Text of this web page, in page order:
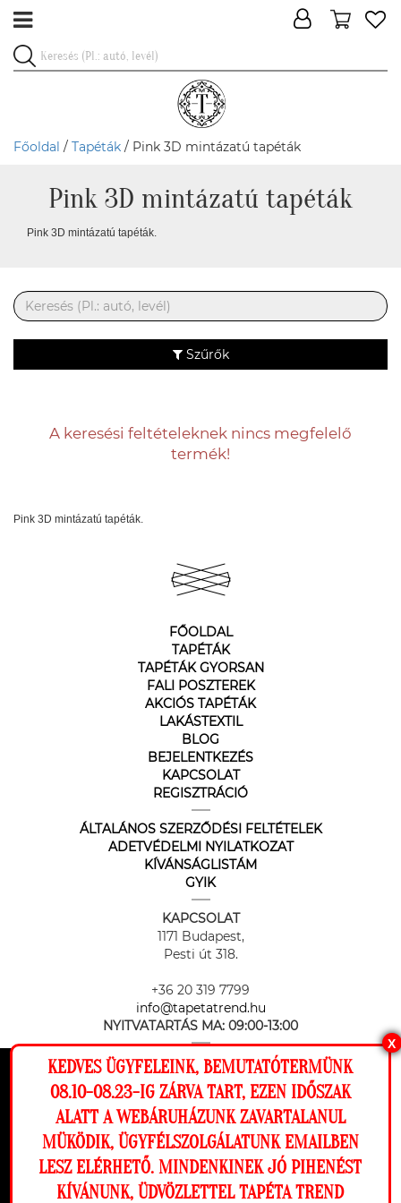
Ez a weboldal cookie-kat használ, hogy a
lehető legjobb élményt nyújtsa honlapunkon.
Beállítások
Elutasítom Engedélyezem
Főoldal / Tapéták / Pink 3D mintázatú tapéták
Pink 3D mintázatú tapéták
Pink 3D mintázatú tapéták.
Szűrők
A keresési feltételeknek nincs megfelelő
termék!
Pink 3D mintázatú tapéták.
FŐOLDAL
TAPÉTÁK
TAPÉTÁK GYORSAN
FALI POSZTEREK
AKCIÓS TAPÉTÁK
LAKÁSTEXTIL
BLOG
BEJELENTKEZÉS
KAPCSOLAT
REGISZTRÁCIÓ
ÁLTALÁNOS SZERZŐDÉSI FELTÉTELEK
ADETVÉDELMI NYILATKOZAT
KÍVÁNSÁGLISTÁM
GYIK
KAPCSOLAT
1171 Budapest,
Pesti út 318.
+36 20 319 7799
info@tapetatrend.hu
NYITVATARTÁS MA: 09:00-13:00
Az online fizetést a Barion Payment Zrt. biztosítja, MNB engedély
száma: H-EN-I-1064/2013
X
KEDVES ÜGYFELEINK, BEMUTATÓTERMÜNK
08.10-08.23-IG ZÁRVA TART, EZEN IDŐSZAK
ALATT A WEBÁRUHÁZUNK ZAVARTALANUL
MÜKÖDIK, ÜGYFÉLSZOLGÁLATUNK EMAILBEN
LESZ ELÉRHETŐ. MINDENKINEK JÓ PIHENÉST
KÍVÁNUNK, ÜDVÖZLETTEL TAPÉTA TREND